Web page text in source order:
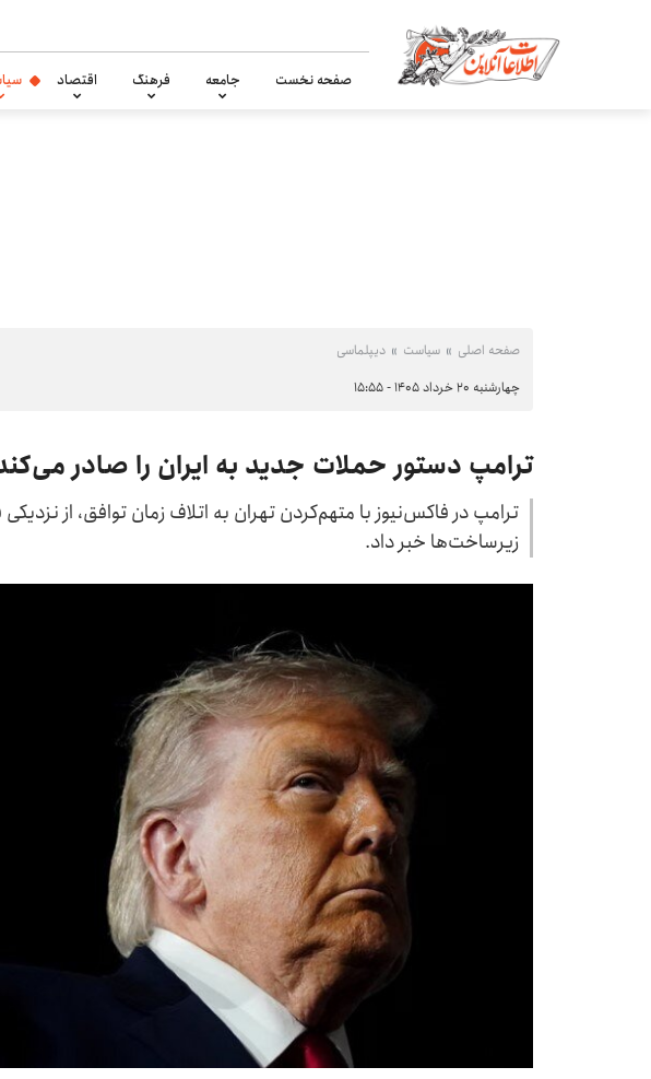
صفحه نخست جامعه فرهنگ اقتصاد
صفحه اصلی سیاست دیپلماسی
چهارشنبه ۲۰ خرداد ۱۴۰۵ - ۱۵:۵۵
ترامپ دستور حملات جدید به ایران را صادر
ترامپ در فاکس‌نیوز با متهم‌کردن تهران به اتلاف زمان توافق، از
زیرساخت‌ها خبر داد.